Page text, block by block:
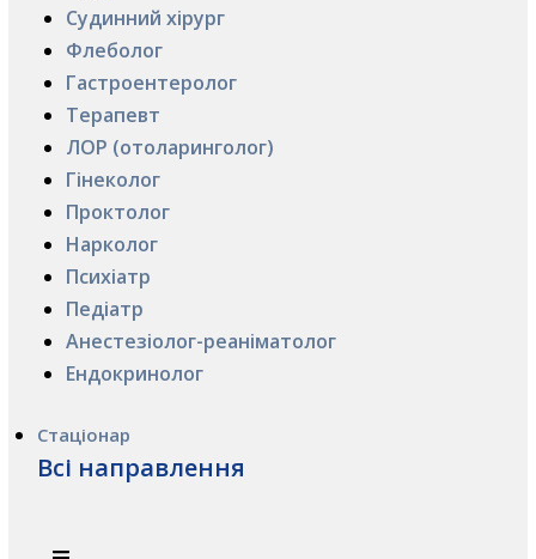
Судинний хірург
Флеболог
Гастроентеролог
Терапевт
ЛОР (отоларинголог)
Гінеколог
Проктолог
Нарколог
Психіатр
Педіатр
Анестезіолог-реаніматолог
Ендокринолог
Стаціонар
Всі направлення